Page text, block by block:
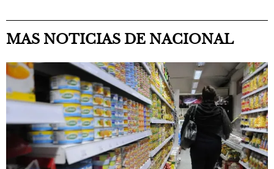
MAS NOTICIAS DE NACIONAL